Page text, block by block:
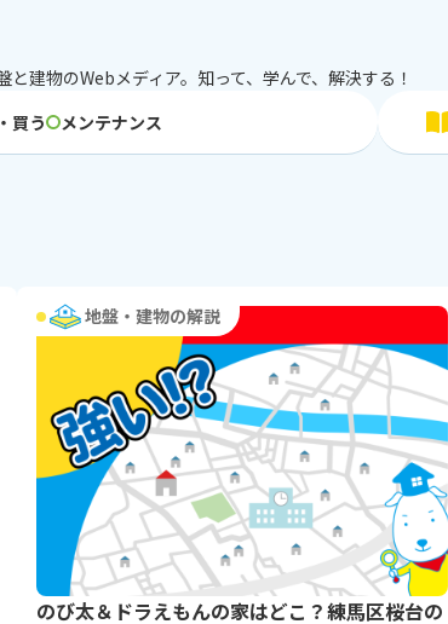
と建物のWebメディア。知って、学んで、解決する！
買う メンテナンス
地盤・建物の解説
のび太＆ドラえもんの家はどこ？練馬区桜台の